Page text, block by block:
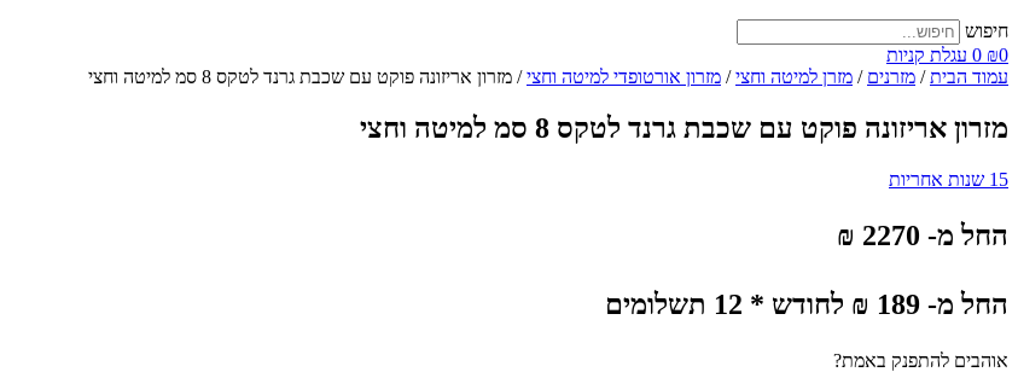
חיפוש
₪0
0 עגלת קניות
עמוד הבית/ מזרנים / מזרן למיטה וחצי/ מזרון אורטופדי למיטה וחצי/ מזרון אריזונה פוקט עם שכבת גרנד לטקס 8 סמ למיטה וחצי
מזרון אריזונה פוקט עם שכבת גרנד לטקס 8 סמ למיטה וחצי
15 שנות אחריות
החל מ- 2270 ₪
החל מ- 189 ₪ לחודש * 12 תשלומים
אוהבים להתפנק באמת?